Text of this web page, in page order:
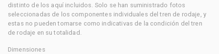
distinto de los aquí incluidos. Solo se han suministrado fotos
seleccionadas de los componentes individuales del tren de rodaje, y
estas no pueden tomarse como indicativas de la condición del tren
de rodaje en su totalidad.
Dimensiones